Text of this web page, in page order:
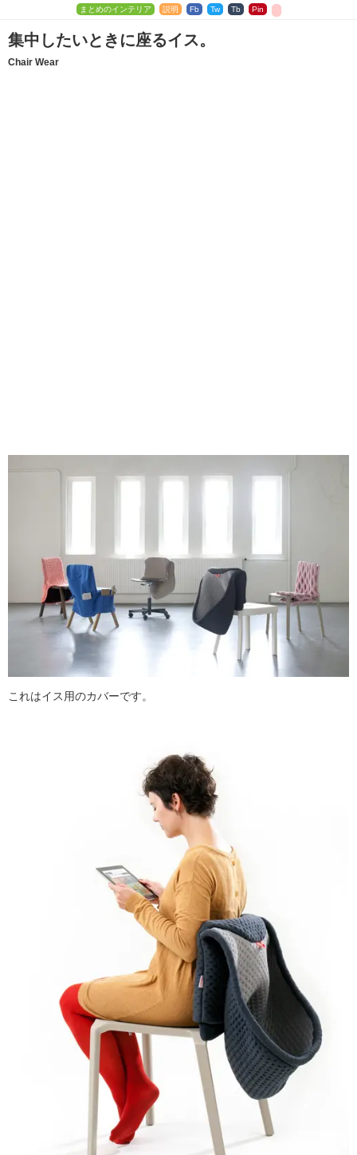
まとめのインテリア 説明 Fb Tw Tb Pin
集中したいときに座るイス。
Chair Wear
これはイス用のカバーです。